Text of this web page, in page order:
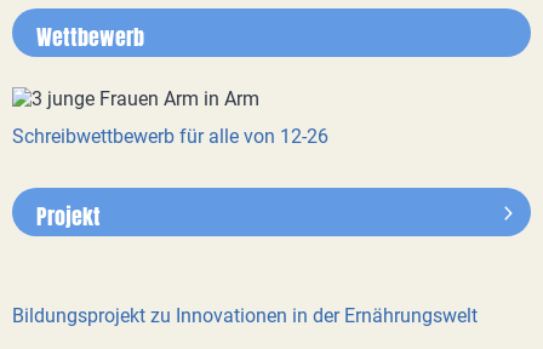
Wettbewerb
Schreibwettbewerb für alle von 12-26
Projekt
Bildungsprojekt zu Innovationen in der Ernährungswelt